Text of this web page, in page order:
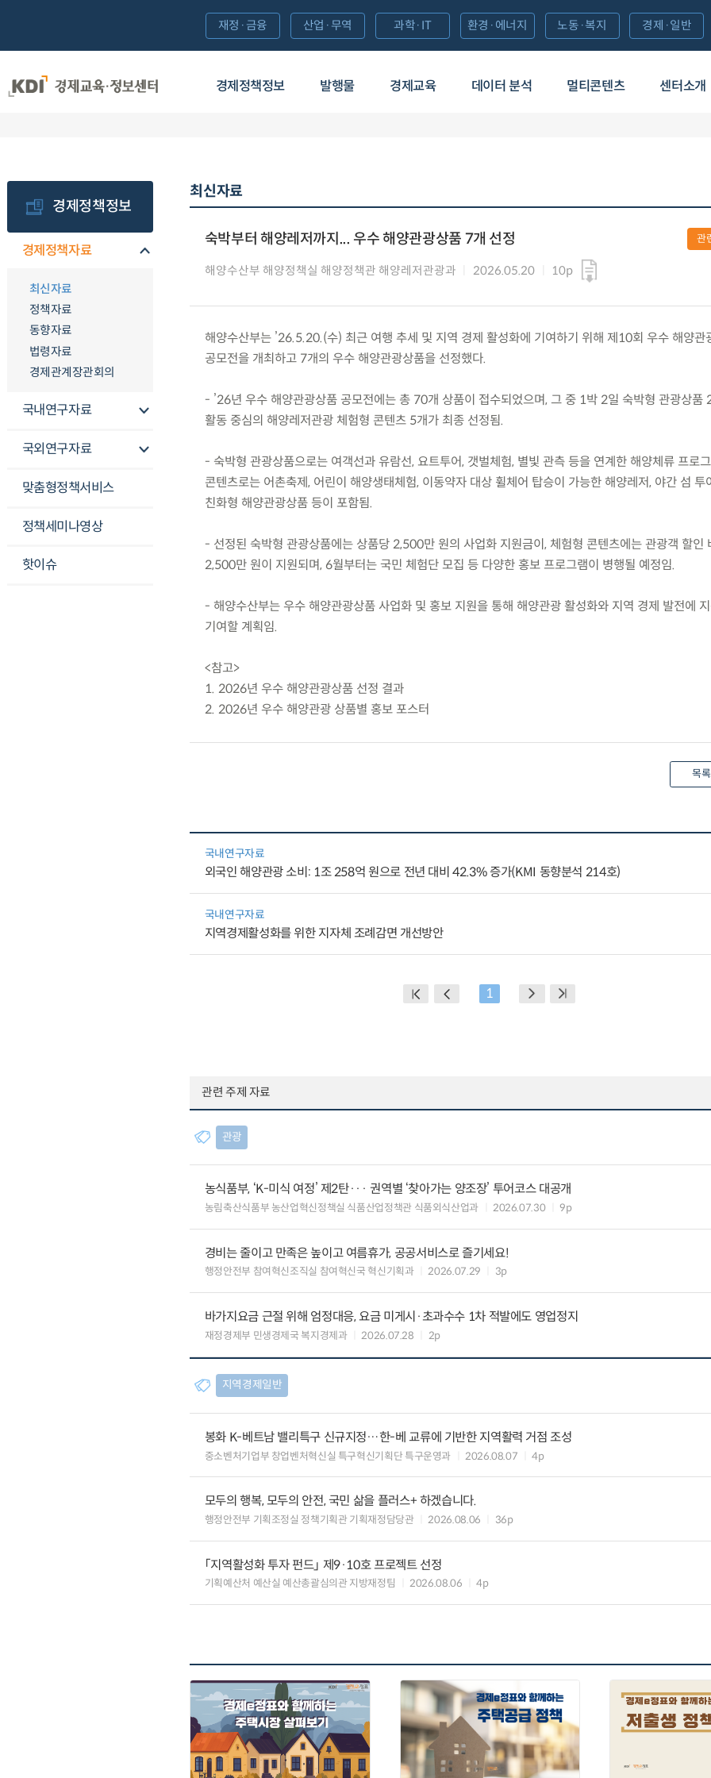
경제정책정보 발행물 경제교육 데이터 분석 멀티콘텐츠 센터소개
재정·금융 산업·무역 과학·IT 환경·에너지 노동·복지 경제·일반
경제정책정보
경제정책자료
최신자료
정책자료
동향자료
법령자료
경제관계장관회의
국내연구자료
국외연구자료
맞춤형정책서비스
정책세미나영상
핫이슈
최신자료
숙박부터 해양레저까지... 우수 해양관광상품 7개 선정
해양수산부 해양정책실 해양정책관 해양레저관광과 2026.05.20 10p
관
해양수산부는 ’26.5.20.(수) 최근 여행 추세 및 지역 경제 활성화에 기여하기 위해 제10회 우수 해양관
공모전을 개최하고 7개의 우수 해양관광상품을 선정했다.
- ’26년 우수 해양관광상품 공모전에는 총 70개 상품이 접수되었으며, 그 중 1박 2일 숙박형 관광상품
활동 중심의 해양레저관광 체험형 콘텐츠 5개가 최종 선정됨.
- 숙박형 관광상품으로는 여객선과 유람선, 요트투어, 갯벌체험, 별빛 관측 등을 연계한 해양체류 프로
콘텐츠로는 어촌축제, 어린이 해양생태체험, 이동약자 대상 휠체어 탑승이 가능한 해양레저, 야간 섬 투
친화형 해양관광상품 등이 포함됨.
- 선정된 숙박형 관광상품에는 상품당 2,500만 원의 사업화 지원금이, 체험형 콘텐츠에는 관광객 할인
2,500만 원이 지원되며, 6월부터는 국민 체험단 모집 등 다양한 홍보 프로그램이 병행될 예정임.
- 해양수산부는 우수 해양관광상품 사업화 및 홍보 지원을 통해 해양관광 활성화와 지역 경제 발전에
기여할 계획임.
<참고>
1. 2026년 우수 해양관광상품 선정 결과
2. 2026년 우수 해양관광 상품별 홍보 포스터
목록
국내연구자료
외국인 해양관광 소비: 1조 258억 원으로 전년 대비 42.3% 증가(KMI 동향분석 214호)
국내연구자료
지역경제활성화를 위한 지자체 조례감면 개선방안
1
관련 주제 자료
관광
농식품부, ‘K-미식 여정’ 제2탄··· 권역별 ‘찾아가는 양조장’ 투어코스 대공개
농림축산식품부 농산업혁신정책실 식품산업정책관 식품외식산업과 2026.07.30 9p
경비는 줄이고 만족은 높이고 여름휴가, 공공서비스로 즐기세요!
행정안전부 참여혁신조직실 참여혁신국 혁신기획과 2026.07.29 3p
바가지요금 근절 위해 엄정대응, 요금 미게시·초과수수 1차 적발에도 영업정지
재정경제부 민생경제국 복지경제과 2026.07.28 2p
지역경제일반
봉화 K-베트남 밸리특구 신규지정…한-베 교류에 기반한 지역활력 거점 조성
중소벤처기업부 창업벤처혁신실 특구혁신기획단 특구운영과 2026.08.07 4p
모두의 행복, 모두의 안전, 국민 삶을 플러스+ 하겠습니다.
행정안전부 기획조정실 정책기획관 기획재정담당관 2026.08.06 36p
「지역활성화 투자 펀드」 제9·10호 프로젝트 선정
기획예산처 예산실 예산총괄심의관 지방재정팀 2026.08.06 4p